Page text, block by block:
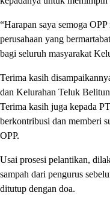
“Harapan saya semoga
perusahaan yang
bagi seluruh masyarakat
Terima kasih
dan Kelurahan Teluk
Terima kasih juga kepada
berkontribusi dan memberi
OPP.
Usai prosesi pelantikan,
sampah dari pengurus
ditutup dengan doa.